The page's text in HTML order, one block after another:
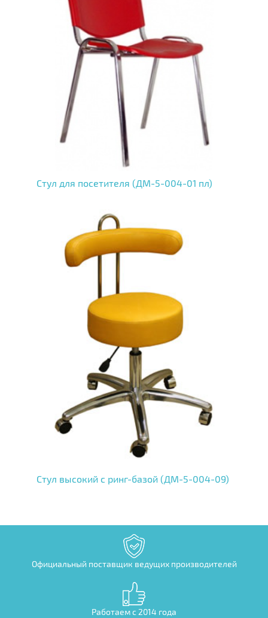
Стул для посетителя (ДМ-5-004-01 пл)
Стул высокий с ринг-базой (ДМ-5-004-09)
Официальный поставщик ведущих производителей
Работаем с 2014 года